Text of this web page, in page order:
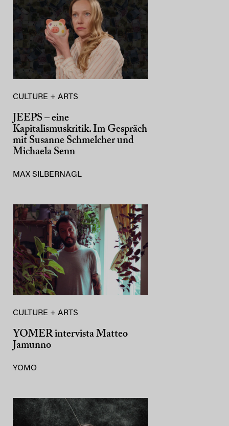
CULTURE + ARTS
JEEPS – eine
Kapitalismuskritik. Im Gespräch
mit Susanne Schmelcher und
Michaela Senn
MAX SILBERNAGL
CULTURE + ARTS
YOMER intervista Matteo
Jamunno
YOMO